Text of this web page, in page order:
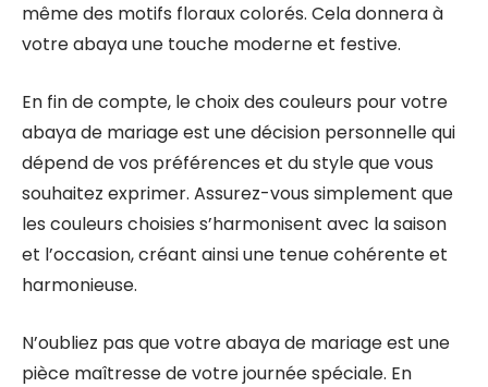
même des motifs floraux colorés. Cela donnera à
votre abaya une touche moderne et festive.
En fin de compte, le choix des couleurs pour votre
abaya de mariage est une décision personnelle qui
dépend de vos préférences et du style que vous
souhaitez exprimer. Assurez-vous simplement que
les couleurs choisies s’harmonisent avec la saison
et l’occasion, créant ainsi une tenue cohérente et
harmonieuse.
N’oubliez pas que votre abaya de mariage est une
pièce maîtresse de votre journée spéciale. En